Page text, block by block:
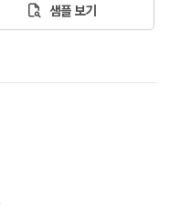
샘플 보기